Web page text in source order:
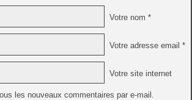
Votre nom *
Votre adresse email *
Votre site internet
les nouveaux commentaires par e-mail.